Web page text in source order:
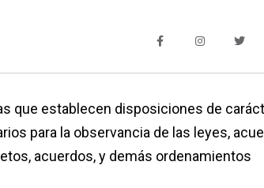
que establecen disposiciones de
para la observancia de las leyes,
acuerdos, y demás ordenamientos